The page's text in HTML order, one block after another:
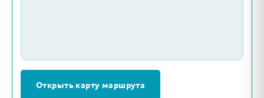
Открыть карту маршрута